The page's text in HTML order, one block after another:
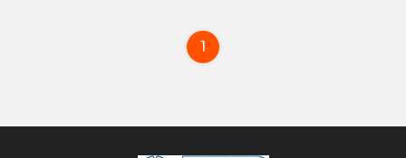
1